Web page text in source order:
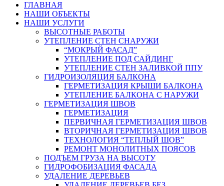
ГЛАВНАЯ
НАШИ ОБЪЕКТЫ
НАШИ УСЛУГИ
ВЫСОТНЫЕ РАБОТЫ
УТЕПЛЕНИЕ СТЕН СНАРУЖИ
“МОКРЫЙ ФАСАД”
УТЕПЛЕНИЕ ПОД САЙДИНГ
УТЕПЛЕНИЕ СТЕН ЗАЛИВКОЙ ППУ
ГИДРОИЗОЛЯЦИЯ БАЛКОНА
ГЕРМЕТИЗАЦИЯ КРЫШИ БАЛКОНА
УТЕПЛЕНИЕ БАЛКОНА С НАРУЖИ
ГЕРМЕТИЗАЦИЯ ШВОВ
ГЕРМЕТИЗАЦИЯ
ПЕРВИЧНАЯ ГЕРМЕТИЗАЦИЯ ШВОВ
ВТОРИЧНАЯ ГЕРМЕТИЗАЦИЯ ШВОВ
ТЕХНОЛОГИЯ “ТЕПЛЫЙ ШОВ”
РЕМОНТ МОНОЛИТНЫХ ПОЯСОВ
ПОДЪЕМ ГРУЗА НА ВЫСОТУ
ГИДРОФОБИЗАЦИЯ ФАСАДА
УДАЛЕНИЕ ДЕРЕВЬЕВ